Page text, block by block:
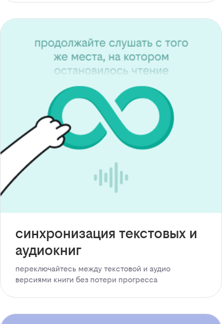
синхронизация текстовых и
аудиокниг
переключайтесь между текстовой и аудио
версиями книги без потери прогресса